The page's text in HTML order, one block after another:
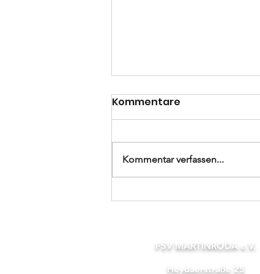
C-Junioren freuen sich
Unterstützung!
Kommentare
Kommentar verfassen...
FSV MARTINRODA e.V.
Heydaerstraße 25